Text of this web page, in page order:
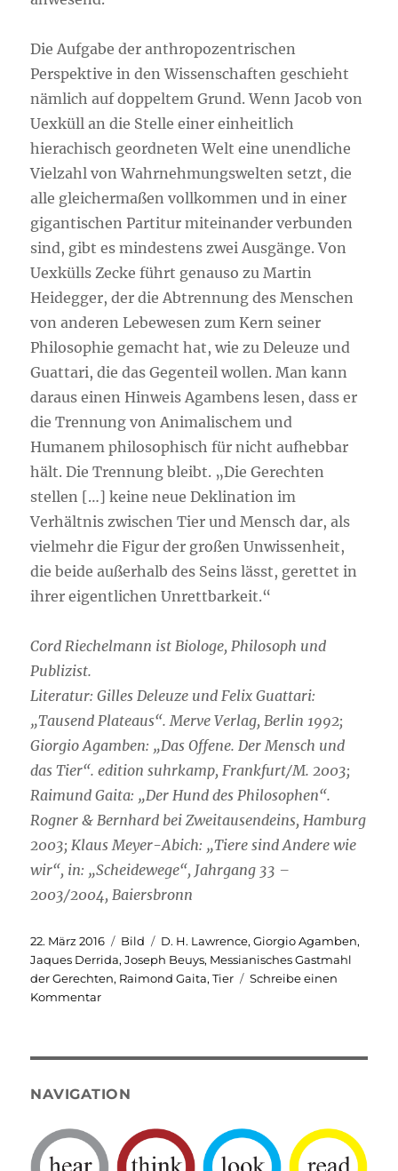
Die Aufgabe der anthropozentrischen
Perspektive in den Wissenschaften geschieht
nämlich auf doppeltem Grund. Wenn Jacob von
Uexküll an die Stelle einer einheitlich
hierachisch geordneten Welt eine unendliche
Vielzahl von Wahrnehmungswelten setzt, die
alle gleichermaßen vollkommen und in einer
gigantischen Partitur miteinander verbunden
sind, gibt es mindestens zwei Ausgänge. Von
Uexkülls Zecke führt genauso zu Martin
Heidegger, der die Abtrennung des Menschen
von anderen Lebewesen zum Kern seiner
Philosophie gemacht hat, wie zu Deleuze und
Guattari, die das Gegenteil wollen. Man kann
daraus einen Hinweis Agambens lesen, dass er
die Trennung von Animalischem und
Humanem philosophisch für nicht aufhebbar
hält. Die Trennung bleibt. „Die Gerechten
stellen […] keine neue Deklination im
Verhältnis zwischen Tier und Mensch dar, als
vielmehr die Figur der großen Unwissenheit,
die beide außerhalb des Seins lässt, gerettet in
ihrer eigentlichen Unrettbarkeit.“
Cord Riechelmann ist Biologe, Philosoph und
Publizist.
Literatur: Gilles Deleuze und Felix Guattari:
„Tausend Plateaus“. Merve Verlag, Berlin 1992;
Giorgio Agamben: „Das Offene. Der Mensch und
das Tier“. edition suhrkamp, Frankfurt/M. 2003;
Raimund Gaita: „Der Hund des Philosophen“.
Rogner & Bernhard bei Zweitausendeins, Hamburg
2003; Klaus Meyer-Abich: „Tiere sind Andere wie
wir“, in: „Scheidewege“, Jahrgang 33 –
2003/2004, Baiersbronn
Veröffentlicht
am
22. März 2016 Format
Bild Schlagwörter
D. H. Lawrence,Giorgio Agamben,
Jaques Derrida,Joseph Beuys, Messianisches Gastmahl
der Gerechten, Raimond Gaita,Tier
Schreibe einen
Kommentarzu
Tier
NAVIGATION